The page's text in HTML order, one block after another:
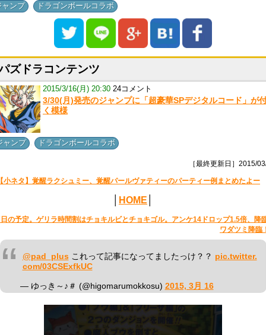
ャンプ ドラゴンボールコラボ
ズドラコンテンツ
2015/3/16(月) 20:30 24コメント
3/30(月)発売のジャンプに「超豪華SPデジタルコード」が
く模様
ャンプ ドラゴンボールコラボ
［最終更新日］2015/
小ネタ】覚醒ラクシュミー、覚醒パールヴァティーのパーティー例まとめたよー
HOME
の予定。ゲリラ時間割はチョキルビとチョキゴル。アンケ14ドロップ1.5倍、降
ワダツミ降臨！
@pad_plusこれって記事になってましたっけ？？ pic.twitter.
com/03CSExfkUC
— ゆっき～♪＃ (@higomarumokkosu) 2015, 3月 16